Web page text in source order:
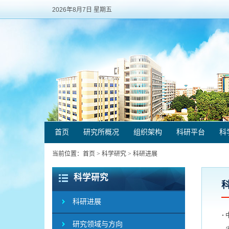
2026年8月7日 星期五
首页 研究所概况 组织架构 科研平台 科
当前位置： 首页 > 科学研究 > 科研进展
科学研究
科研进展
研究领域与方向